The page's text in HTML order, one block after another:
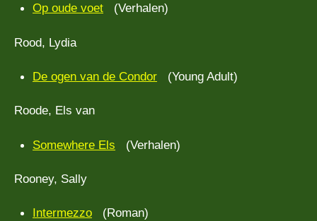
Op oude voet (Verhalen)
Rood, Lydia
De ogen van de Condor (Young Adult)
Roode, Els van
Somewhere Els (Verhalen)
Rooney, Sally
Intermezzo (Roman)